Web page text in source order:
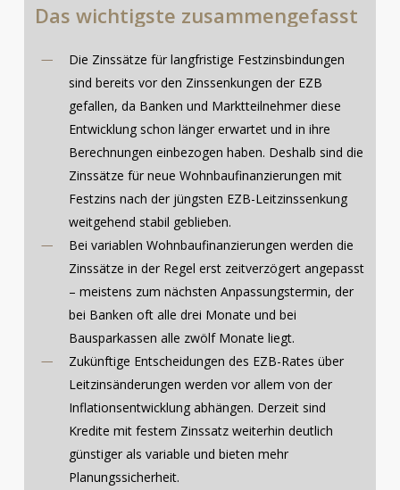
Das wichtigste zusammengefasst
Die Zinssätze für langfristige Festzinsbindungen
sind bereits vor den Zinssenkungen der EZB
gefallen, da Banken und Marktteilnehmer diese
Entwicklung schon länger erwartet und in ihre
Berechnungen einbezogen haben. Deshalb sind die
Zinssätze für neue Wohnbaufinanzierungen mit
Festzins nach der jüngsten EZB-Leitzinssenkung
weitgehend stabil geblieben.
Bei variablen Wohnbaufinanzierungen werden die
Zinssätze in der Regel erst zeitverzögert angepasst
– meistens zum nächsten Anpassungstermin, der
bei Banken oft alle drei Monate und bei
Bausparkassen alle zwölf Monate liegt.
Zukünftige Entscheidungen des EZB-Rates über
Leitzinsänderungen werden vor allem von der
Inflationsentwicklung abhängen. Derzeit sind
Kredite mit festem Zinssatz weiterhin deutlich
günstiger als variable und bieten mehr
Planungssicherheit.